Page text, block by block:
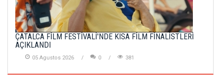
ÇATALCA FİLM FESTİVALİ'NDE KISA FİLM FİNALİSTLERİ
AÇIKLANDI
05 Agustos 2026 0 381